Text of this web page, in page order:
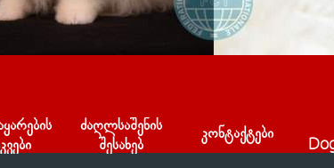
Skip menu
ძაღლსაშენის
შესახებ
კონტაქტები